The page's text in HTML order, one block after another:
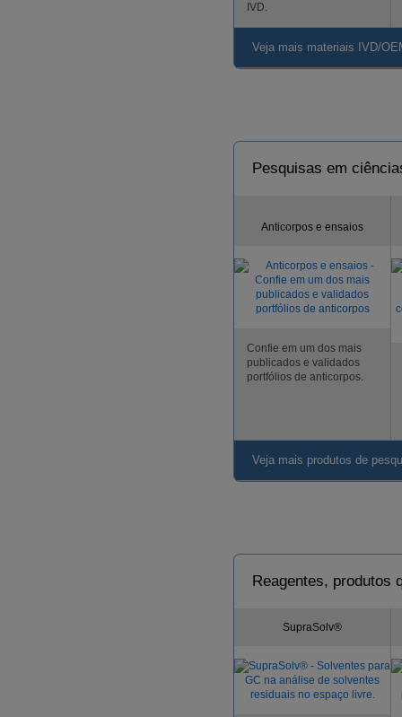
IVD.
Veja mais materiais IVD/
Pesquisas em
Anticorpos e ensaios
Confie em um dos mais
publicados e validados
portfólios de anticorpos.
Veja mais produtos de
Reagentes, produtos
SupraSolv®